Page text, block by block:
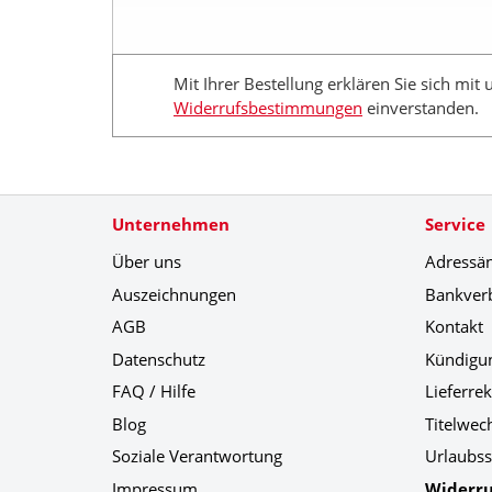
Mit Ihrer Bestellung erklären Sie sich mit
Widerrufsbestimmungen einverstanden.
Unternehmen
Über uns
Auszeichnungen
AGB
Datenschutz
FAQ / Hilfe
Blog
Soziale Verantwortung
Service
Kontakt